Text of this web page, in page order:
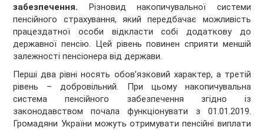
забезпечення. Різновид накопичувальної системи
пенсійного страхування, який передбачає можливість
працездатної особи відкласти собі додаткову до
державної пенсію. Цей рівень повинен сприяти меншій
залежності пенсіонера від держави.
Перші два рівні носять обов’язковий характер, а третій
рівень – добровільний. При цьому накопичувальна
система пенсійного забезпечення згідно із
законодавством почала функціонувати з 01.01.2019.
Громадяни України можуть отримувати пенсійні виплати